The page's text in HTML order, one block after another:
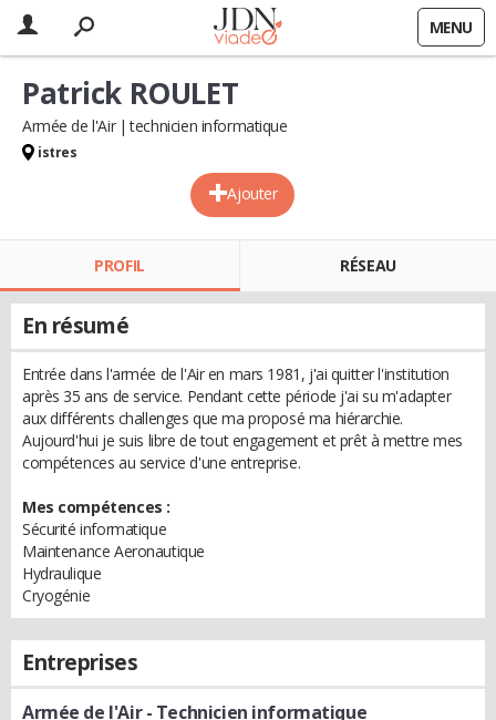
MENU
Ajouter
Patrick ROULET
Armée de l'Air technicien informatique
istres
PROFIL RÉSEAU
En résumé
Entrée dans l'armée de l'Air en mars 1981, j'ai quitter l'institution
après 35 ans de service. Pendant cette période j'ai su m'adapter
aux différents challenges que ma proposé ma hiérarchie.
Aujourd'hui je suis libre de tout engagement et prêt à mettre mes
compétences au service d'une entreprise.
Mes compétences :
Sécurité informatique
Maintenance Aeronautique
Hydraulique
Cryogénie
Entreprises
Armée de l'Air- Technicien informatique